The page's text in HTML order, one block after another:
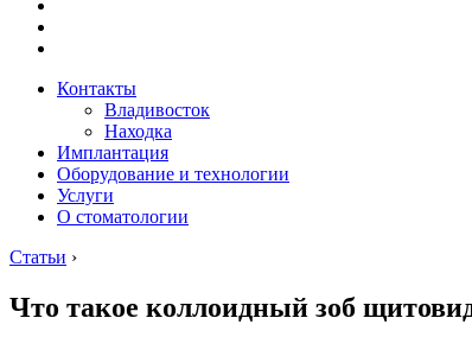
Контакты
Владивосток
Находка
Имплантация
Оборудование и технологии
Услуги
О стоматологии
Статьи ›
Что такое коллоидный зоб